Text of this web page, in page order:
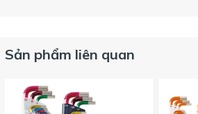
Sản phẩm liên quan